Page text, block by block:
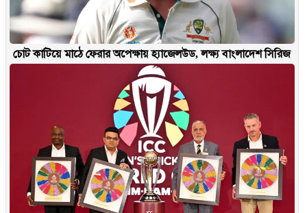
চোট কাটিয়ে মাঠে ফেরার অপেক্ষায় হ্যাজেলউড, লক্ষ্য বাংলাদেশ সিরিজ